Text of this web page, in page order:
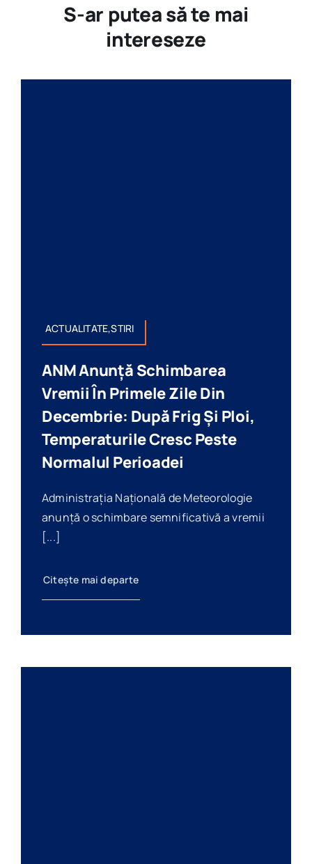
S-ar putea să te mai
intereseze
ACTUALITATE,STIRI
ANM Anunță Schimbarea
Vremii În Primele Zile Din
Decembrie: După Frig Și Ploi,
Temperaturile Cresc Peste
Normalul Perioadei
Administrația Națională de Meteorologie
anunță o schimbare semnificativă a vremii
[...]
Citește mai departe